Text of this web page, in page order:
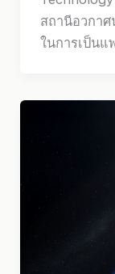
สถานีอวกา
ในการเป็น